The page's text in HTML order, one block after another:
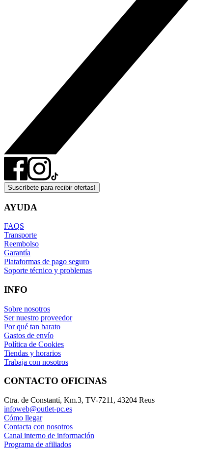
Suscríbete para recibir ofertas!
AYUDA
FAQS
Transporte
Reembolso
Garantía
Plataformas de pago seguro
Soporte técnico y problemas
INFO
Sobre nosotros
Ser nuestro proveedor
Por qué tan barato
Gastos de envío
Política de Cookies
Tiendas y horarios
Trabaja con nosotros
CONTACTO OFICINAS
Ctra. de Constantí, Km.3, TV-7211, 43204 Reus
infoweb@outlet-pc.es
Cómo llegar
Contacta con nosotros
Canal interno de información
Programa de afiliados